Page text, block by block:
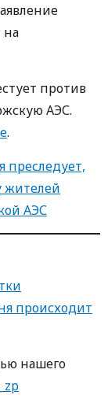
на
против
АЭС.
.
преследует,
жителей
АЭС
происходит
нашего